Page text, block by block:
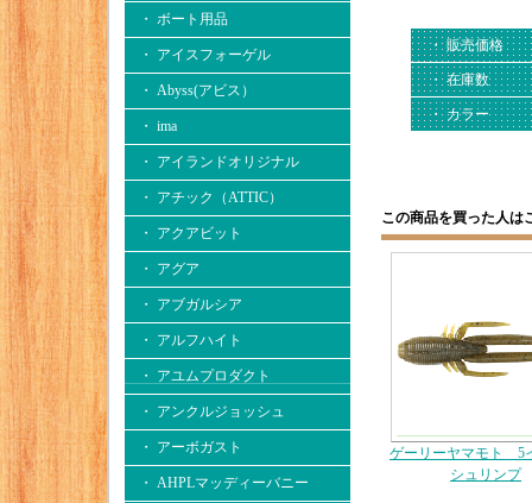
・ ボート用品
・ アイスフォーゲル
・ Abyss(アビス）
・ ima
・ アイランドオリジナル
・ アチック（ATTIC）
・ アクアビット
・ アグア
・ アブガルシア
・ アルフハイト
・ アユムプロダクト
・ アンクルジョッシュ
・ アーボガスト
・ AHPLマッディーバニー
・ 販売価格
・ 在庫数
・ カラー
この商品を買った人は
ゲーリーヤマモト
シュリンプ